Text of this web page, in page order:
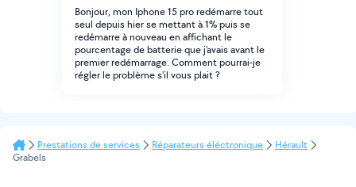
Bonjour, mon Iphone 15 pro redémarre tout
seul depuis hier se mettant à 1% puis se
redémarre à nouveau en affichant le
pourcentage de batterie que j'avais avant le
premier redémarrage. Comment pourrai-je
régler le problème s'il vous plait ?
Prestations de services Réparateurs éléctronique
Hérault
Grabels